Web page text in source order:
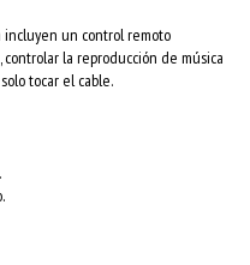
incluyen un control remoto
la reproducción de música
tocar el cable.